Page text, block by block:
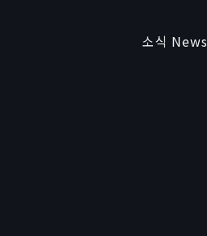
소식 News